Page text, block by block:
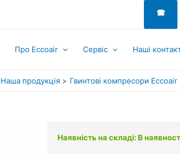
🕿
Про Eccoair Сервіс Наші
Наша продукція Гвинтові компресори Eccoair
Наявність на складі: В